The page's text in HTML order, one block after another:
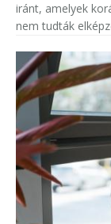
iránt, amelyek
nem tudták